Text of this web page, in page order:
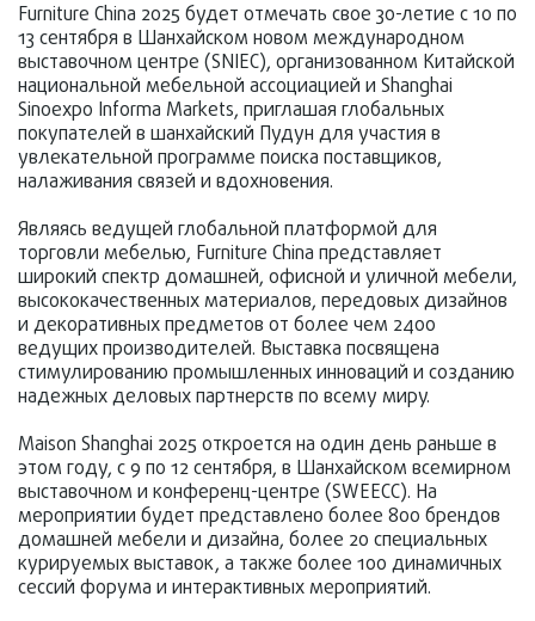
Furniture China 2025 будет отмечать свое 30-летие с 10 по
13 сентября в Шанхайском новом международном
выставочном центре (SNIEC), организованном Китайской
национальной мебельной ассоциацией и Shanghai
Sinoexpo Informa Markets, приглашая глобальных
покупателей в шанхайский Пудун для участия в
увлекательной программе поиска поставщиков,
налаживания связей и вдохновения.
Являясь ведущей глобальной платформой для
торговли мебелью, Furniture China представляет
широкий спектр домашней, офисной и уличной мебели,
высококачественных материалов, передовых дизайнов
и декоративных предметов от более чем 2400
ведущих производителей. Выставка посвящена
стимулированию промышленных инноваций и созданию
надежных деловых партнерств по всему миру.
Maison Shanghai 2025 откроется на один день раньше в
этом году, с 9 по 12 сентября, в Шанхайском всемирном
выставочном и конференц-центре (SWEECC). На
мероприятии будет представлено более 800 брендов
домашней мебели и дизайна, более 20 специальных
курируемых выставок, а также более 100 динамичных
сессий форума и интерактивных мероприятий.